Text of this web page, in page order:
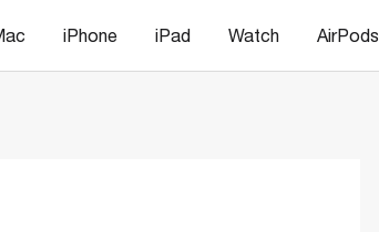
iPhone iPad Watch AirPods